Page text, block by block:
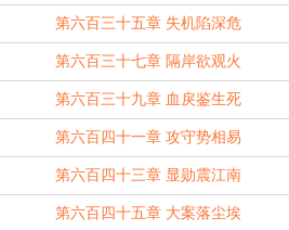
第六百三十五章 失机陷深危
第六百三十七章 隔岸欲观火
第六百三十九章 血戾鉴生死
第六百四十一章 攻守势相易
第六百四十三章 显勋震江南
第六百四十五章 大案落尘埃